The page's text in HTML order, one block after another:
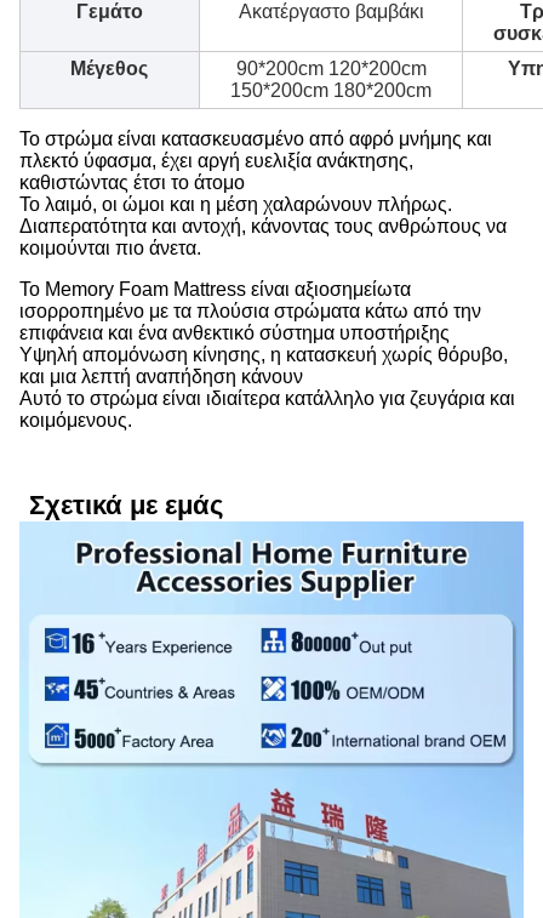
Γεμάτο
Ακατέργαστο βαμβάκι
Μέγεθος
90*200cm 120*200cm
150*200cm 180*200cm
Το στρώμα είναι κατασκευασμένο από αφρό μνήμης και
πλεκτό ύφασμα, έχει αργή ευελιξία ανάκτησης,
καθιστώντας έτσι το άτομο
Το λαιμό, οι ώμοι και η μέση χαλαρώνουν πλήρως.
Διαπερατότητα και αντοχή, κάνοντας τους ανθρώπους να
κοιμούνται πιο άνετα.
Το Memory Foam Mattress είναι αξιοσημείωτα
ισορροπημένο με τα πλούσια στρώματα κάτω από την
επιφάνεια και ένα ανθεκτικό σύστημα υποστήριξης
Υψηλή απομόνωση κίνησης, η κατασκευή χωρίς θόρυβο,
και μια λεπτή αναπήδηση κάνουν
Αυτό το στρώμα είναι ιδιαίτερα κατάλληλο για ζευγάρια και
κοιμόμενους.
Σχετικά με εμάς